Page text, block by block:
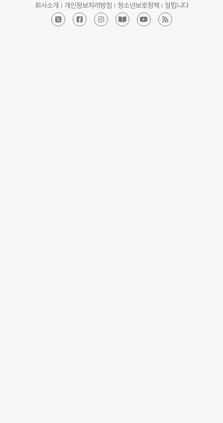
회사소개 개인정보처리방침 청소년보호정책 알립니다